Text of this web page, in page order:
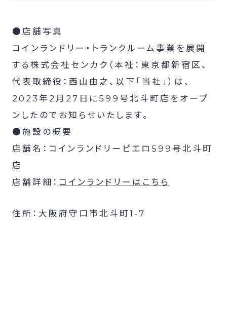
●店舗写真
コインランドリー・トランクルーム事業を展開
する株式会社センカク（本社：東京都新宿区、
代表取締役：西山由之、以下「当社」）は、
2023年2月27日に599号北斗町店をオープ
ンしたのでお知らせいたします。
●施設の概要
店舗名：コインランドリーピエロ599号北斗町
店
店舗詳細： コインランドリーはこちら
住所：大阪府守口市北斗町1-7